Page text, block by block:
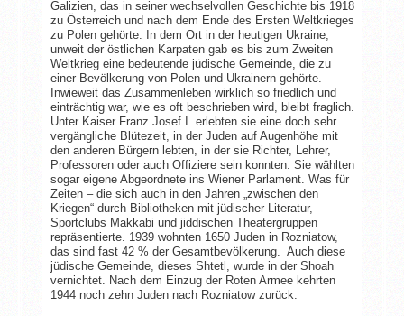
Galizien, das in seiner wechselvollen Geschichte bis 1918
zu Österreich und nach dem Ende des Ersten Weltkrieges
zu Polen gehörte. In dem Ort in der heutigen Ukraine,
unweit der östlichen Karpaten gab es bis zum Zweiten
Weltkrieg eine bedeutende jüdische Gemeinde, die zu
einer Bevölkerung von Polen und Ukrainern gehörte.
Inwieweit das Zusammenleben wirklich so friedlich und
einträchtig war, wie es oft beschrieben wird, bleibt fraglich.
Unter Kaiser Franz Josef I. erlebten sie eine doch sehr
vergängliche Blütezeit, in der Juden auf Augenhöhe mit
den anderen Bürgern lebten, in der sie Richter, Lehrer,
Professoren oder auch Offiziere sein konnten. Sie wählten
sogar eigene Abgeordnete ins Wiener Parlament. Was für
Zeiten – die sich auch in den Jahren „zwischen den
Kriegen“ durch Bibliotheken mit jüdischer Literatur,
Sportclubs Makkabi und jiddischen Theatergruppen
repräsentierte. 1939 wohnten 1650 Juden in Rozniatow,
das sind fast 42 % der Gesamtbevölkerung. Auch diese
jüdische Gemeinde, dieses Shtetl, wurde in der Shoah
vernichtet. Nach dem Einzug der Roten Armee kehrten
1944 noch zehn Juden nach Rozniatow zurück.